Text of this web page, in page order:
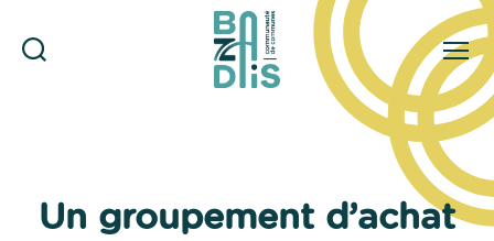
Menu
Un groupement d’achat